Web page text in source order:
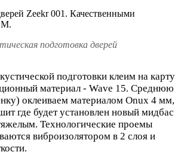
подготовка дверей
подготовки клеим на карту
материал - Wave 15. Среднюю
оклеиваем материалом Onux 4 мм,
где будет установлен новый мидбас
Технологические проемы
виброизолятором в 2 слоя и